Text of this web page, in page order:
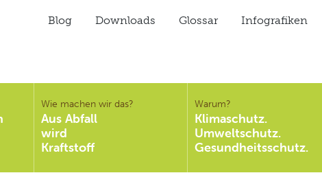
Blog Downloads Glossar Infografiken
Wie machen wir das?
Aus Abfall
wird
Kraftstoff
Warum?
Klimaschutz.
Umweltschutz.
Gesundheitsschutz.